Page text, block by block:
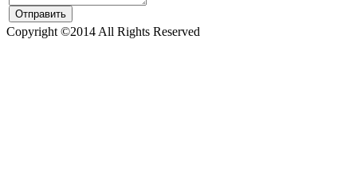
Copyright ©2014 All Rights Reserved